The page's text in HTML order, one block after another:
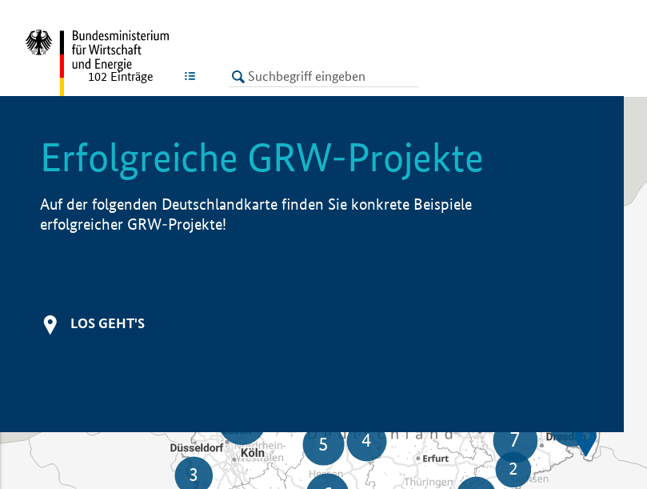
LISTE
102 Einträge
Erfolgreiche GRW-Projekte
Auf der folgenden Deutschlandkarte finden Sie konkrete Beispiele
erfolgreicher GRW-Projekte!
LOS GEHT'S